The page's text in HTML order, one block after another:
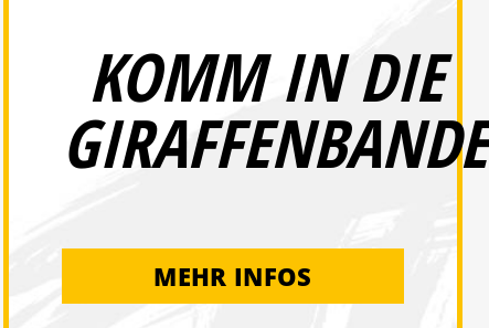
KOMM IN DIE
GIRAFFENBANDE
MEHR INFOS